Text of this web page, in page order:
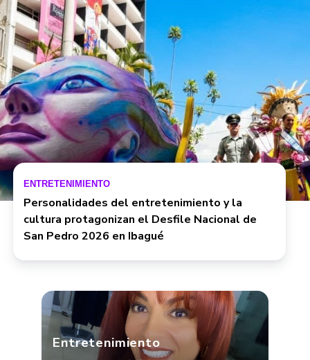
ENTRETENIMIENTO
Personalidades del entretenimiento y la
cultura protagonizan el Desfile Nacional de
San Pedro 2026 en Ibagué
Entretenimiento